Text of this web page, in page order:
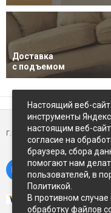
Доставка
с подъемом
г. Петропавловск-
Настоящий веб-
инструменты
настоящим веб-
согласие на
браузера, сбора
помогают нам
пользователей, в
Политикой.
В противном
обработку файлов